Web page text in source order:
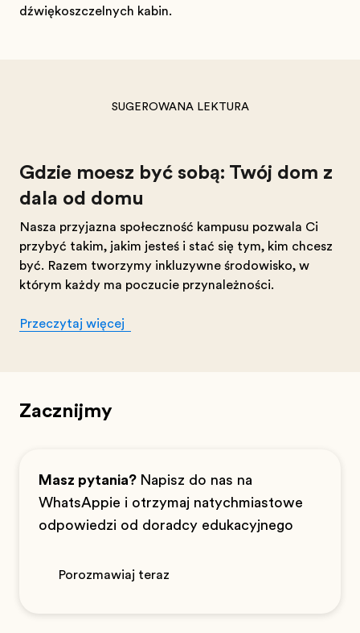
dźwiękoszczelnych kabin.
SUGEROWANA LEKTURA
Gdzie możesz być sobą: Twój dom z
dala od domu
Nasza przyjazna społeczność kampusu pozwala Ci
przybyć takim, jakim jesteś i stać się tym, kim chcesz
być. Razem tworzymy inkluzywne środowisko, w
którym każdy ma poczucie przynależności.
Przeczytaj więcej
Zacznijmy
Masz pytania? Napisz do nas na
WhatsAppie i otrzymaj natychmiastowe
odpowiedzi od doradcy edukacyjnego
Porozmawiaj teraz